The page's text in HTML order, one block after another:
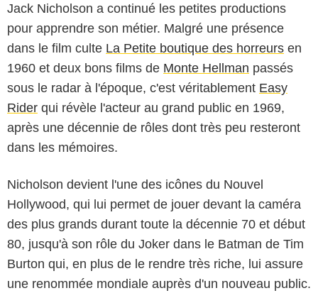
Jack Nicholson a continué les petites productions
pour apprendre son métier. Malgré une présence
dans le film culte La Petite boutique des horreurs en
1960 et deux bons films de Monte Hellman passés
sous le radar à l'époque, c'est véritablement Easy
Rider qui révèle l'acteur au grand public en 1969,
après une décennie de rôles dont très peu resteront
dans les mémoires.
Nicholson devient l'une des icônes du Nouvel
Hollywood, qui lui permet de jouer devant la caméra
des plus grands durant toute la décennie 70 et début
80, jusqu'à son rôle du Joker dans le Batman de Tim
Burton qui, en plus de le rendre très riche, lui assure
une renommée mondiale auprès d'un nouveau public.